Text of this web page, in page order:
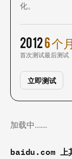
化。
2012
首次测试
6 个
最后测试
立即测试
加载中……
baidu.com 上